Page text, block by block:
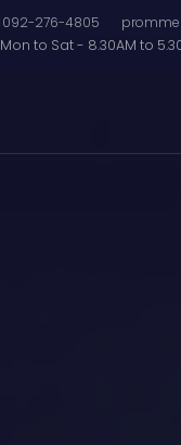
092-276-4805
Mon to Sat - 8.30AM to